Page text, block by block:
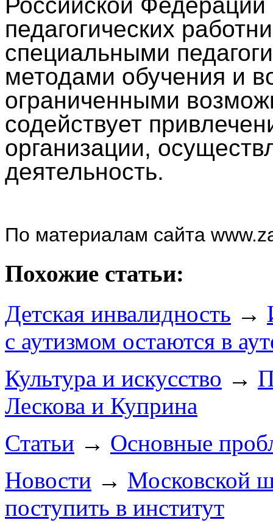
педагогических
специальными
методами обучения и
ограниченными
содействует
организации,
деятельность.
По материалам сайта
Похожие статьи:
Детская инвалидность →
с аутизмом остаются в
Культура и искусство →
Лескова и Куприна
Статьи → Основные
Новости → Московской
поступить в институт